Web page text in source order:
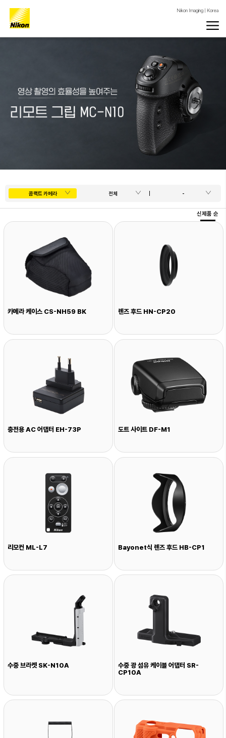
Nikon Imaging | Korea
콤팩트 카메라 전체 -
신제품 순
카메라 케이스 CS-NH59 BK 렌즈 후드 HN-CP20
충전용 AC 어댑터 EH-73P 도트 사이트 DF-M1
리모컨 ML-L7 Bayonet식 렌즈 후드 HB-CP1
수중 브라켓 SK-N10A
수중 광 섬유 케이블 어댑터 SR-
CP10A